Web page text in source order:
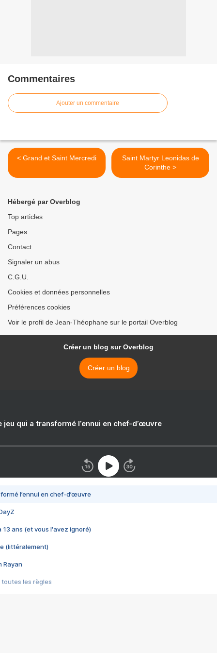
Commentaires
Ajouter un commentaire
< Grand et Saint Mercredi
Saint Martyr Leonidas de
Corinthe >
Hébergé par Overblog
Top articles
Pages
Contact
Signaler un abus
C.G.U.
Cookies et données personnelles
Préférences cookies
Voir le profil de Jean-Théophane sur le portail Overblog
Créer un blog sur Overblog
Créer un blog
jeu qui a transformé l’ennui en chef-d’œuvre
l’ennui en chef-d’œuvre
13 ans (et vous l'avez ignoré)
(littéralement)
Rayan
toutes les règles